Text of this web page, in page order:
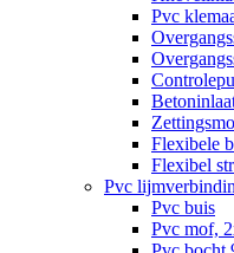
Pvc
Flexibele
Flexibel
Pvc
Pvc buis
Pvc mof,